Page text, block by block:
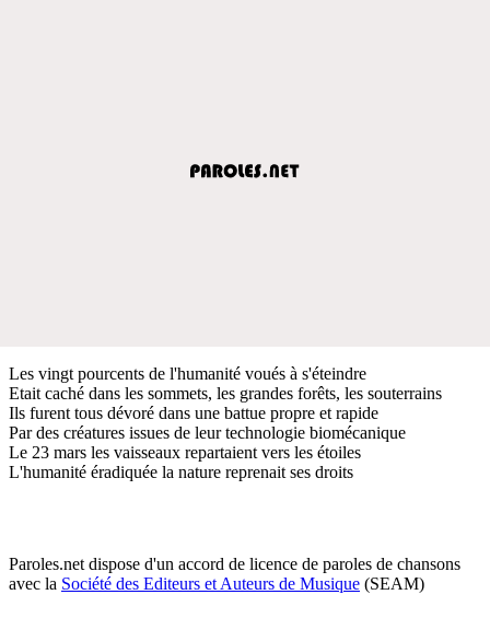
Les vingt pourcents de l'humanité voués à s'éteindre
Etait caché dans les sommets, les grandes forêts, les souterrains
Ils furent tous dévoré dans une battue propre et rapide
Par des créatures issues de leur technologie biomécanique
Le 23 mars les vaisseaux repartaient vers les étoiles
L'humanité éradiquée la nature reprenait ses droits
Paroles.net dispose d'un accord de licence de paroles de chansons
avec la Société des Editeurs et Auteurs de Musique (SEAM)